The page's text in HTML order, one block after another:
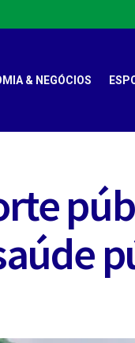
& NEGÓCIOS